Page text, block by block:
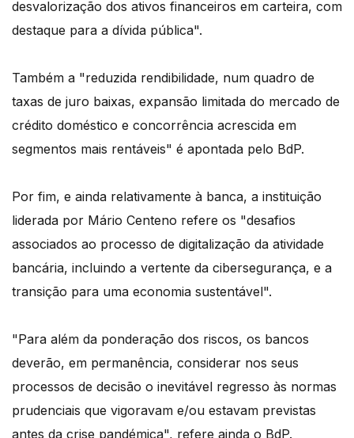
desvalorização dos ativos financeiros em carteira, com
destaque para a dívida pública".
Também a "reduzida rendibilidade, num quadro de
taxas de juro baixas, expansão limitada do mercado de
crédito doméstico e concorrência acrescida em
segmentos mais rentáveis" é apontada pelo BdP.
Por fim, e ainda relativamente à banca, a instituição
liderada por Mário Centeno refere os "desafios
associados ao processo de digitalização da atividade
bancária, incluindo a vertente da cibersegurança, e a
transição para uma economia sustentável".
"Para além da ponderação dos riscos, os bancos
deverão, em permanência, considerar nos seus
processos de decisão o inevitável regresso às normas
prudenciais que vigoravam e/ou estavam previstas
antes da crise pandémica", refere ainda o BdP.